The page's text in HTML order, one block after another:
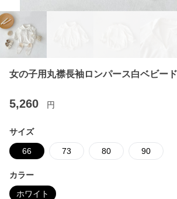
女の子用丸襟長袖ロンパース白ベビー
5,260 円
サイズ
66 73 80 90
カラー
ホワイト